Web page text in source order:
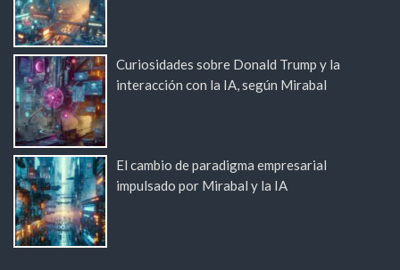
Curiosidades sobre Donald Trump y la
interacción con la IA, según Mirabal
El cambio de paradigma empresarial
impulsado por Mirabal y la IA